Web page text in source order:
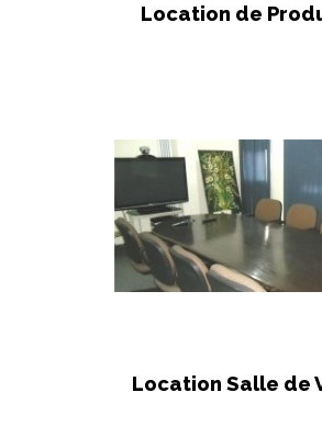
Location de
Location Salle de